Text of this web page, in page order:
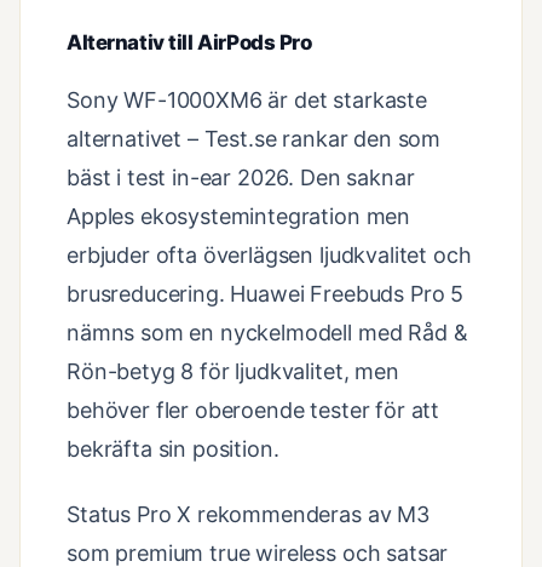
Alternativ till AirPods Pro
Sony WF-1000XM6 är det starkaste
alternativet – Test.se rankar den som
bäst i test in-ear 2026. Den saknar
Apples ekosystemintegration men
erbjuder ofta överlägsen ljudkvalitet och
brusreducering. Huawei Freebuds Pro 5
nämns som en nyckelmodell med Råd &
Rön-betyg 8 för ljudkvalitet, men
behöver fler oberoende tester för att
bekräfta sin position.
Status Pro X rekommenderas av M3
som premium true wireless och satsar